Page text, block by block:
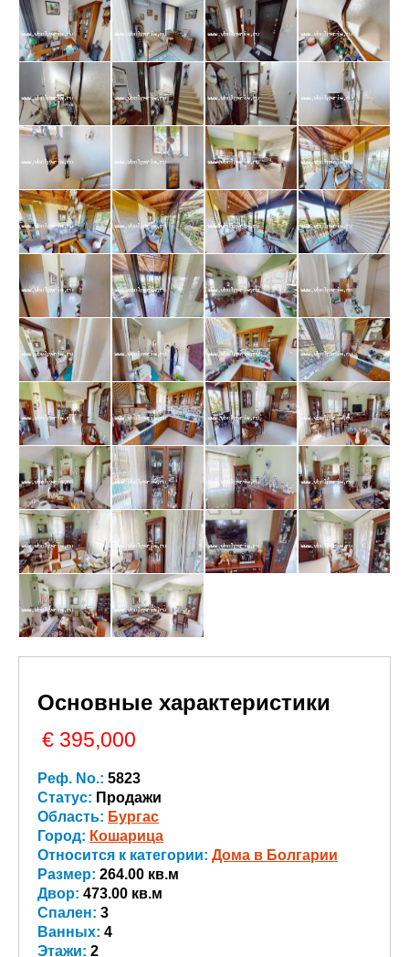
Основные характеристики
€ 395,000
Реф. No.: 5823
Статус: Продажи
Область: Бургас
Город: Кошарица
Относится к категории: Дома в Болгарии
Размер: 264.00 кв.м
Двор: 473.00 кв.м
Спален: 3
Ванных: 4
Этажи: 2